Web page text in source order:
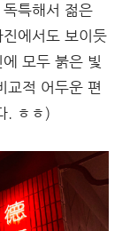
특해서 젊은
에서도 보이듯
모두 붉은 빛
교적 어두운 편
. ㅎㅎ)